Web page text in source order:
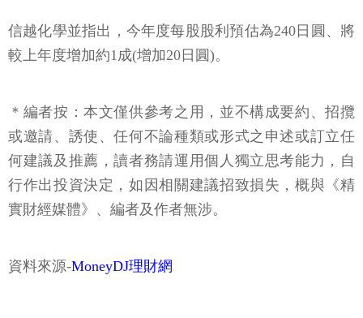
信越化學並指出，今年度每股股利預估為240日圓、將
較上年度增加約1成(增加20日圓)。
＊編者按：本文僅供參考之用，並不構成要約、招攬
或邀請、誘使、任何不論種類或形式之申述或訂立任
何建議及推薦，讀者務請運用個人獨立思考能力，自
行作出投資決定，如因相關建議招致損失，概與《精
實財經媒體》、編者及作者無涉。
資料來源-MoneyDJ理財網